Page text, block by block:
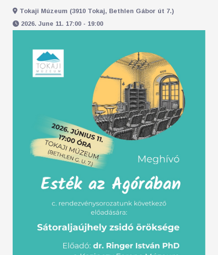
Tokaji Múzeum (3910 Tokaj, Bethlen Gábor út 7.)
2026. June 11. 17:00 - 19:00